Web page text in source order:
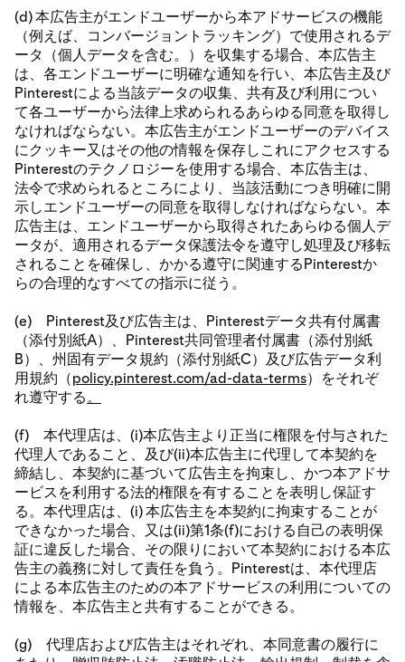
(d) 本広告主がエンドユーザーから本アドサービスの機能
（例えば、コンバージョントラッキング）で使用されるデ
ータ（個人データを含む。）を収集する場合、本広告主
は、各エンドユーザーに明確な通知を行い、本広告主及び
Pinterestによる当該データの収集、共有及び利用につい
て各ユーザーから法律上求められるあらゆる同意を取得し
なければならない。本広告主がエンドユーザーのデバイス
にクッキー又はその他の情報を保存しこれにアクセスする
Pinterestのテクノロジーを使用する場合、本広告主は、
法令で求められるところにより、当該活動につき明確に開
示しエンドユーザーの同意を取得しなければならない。本
広告主は、エンドユーザーから取得されたあらゆる個人デ
ータが、適用されるデータ保護法令を遵守し処理及び移転
されることを確保し、かかる遵守に関連するPinterestか
らの合理的なすべての指示に従う。
(e) Pinterest及び広告主は、Pinterestデータ共有付属書
（添付別紙A）、Pinterest共同管理者付属書（添付別紙
B）、州固有データ規約（添付別紙C）及び広告データ利
用規約（policy.pinterest.com/ad-data-terms）をそれぞ
れ遵守する。
(f) 本代理店は、(i)本広告主より正当に権限を付与された
代理人であること、及び(ii)本広告主に代理して本契約を
締結し、本契約に基づいて広告主を拘束し、かつ本アドサ
ービスを利用する法的権限を有することを表明し保証す
る。本代理店は、(i) 本広告主を本契約に拘束することが
できなかった場合、又は(ii)第1条(f)における自己の表明保
証に違反した場合、その限りにおいて本契約における本広
告主の義務に対して責任を負う。Pinterestは、本代理店
による本広告主のための本アドサービスの利用についての
情報を、本広告主と共有することができる。
(g) 代理店および広告主はそれぞれ、本同意書の履行に